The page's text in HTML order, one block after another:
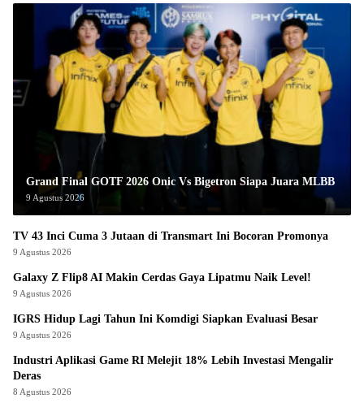
Grand Final GOTF 2026 Onic Vs Bigetron Siapa Juara MLBB
9 Agustus 2026
TV 43 Inci Cuma 3 Jutaan di Transmart Ini Bocoran Promonya
9 Agustus 2026
Galaxy Z Flip8 AI Makin Cerdas Gaya Lipatmu Naik Level!
9 Agustus 2026
IGRS Hidup Lagi Tahun Ini Komdigi Siapkan Evaluasi Besar
9 Agustus 2026
Industri Aplikasi Game RI Melejit 18% Lebih Investasi Mengalir
Deras
8 Agustus 2026